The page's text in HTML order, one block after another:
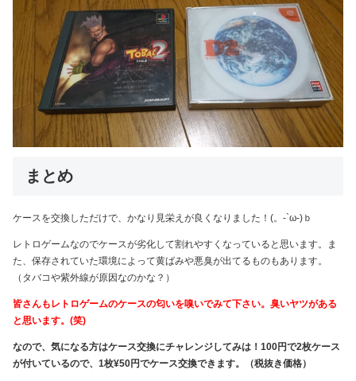
まとめ
ケースを交換しただけで、かなり見栄えが良くなりました！(。-`ω-)ｂ
レトロゲームなのでケースが劣化して割れやすくなっていると思います。ま
た、保存されていた環境によって黄ばみや悪臭が出てるものもあります。
（タバコや紫外線が原因なのかな？）
皆さんもレトロゲームのケースの匂いを嗅いでみて下さい。臭いヤツがある
と思います。(笑)
なので、気になる方はケース交換にチャレンジしてみは！ 100円で2枚ケース
が付いているので、1枚¥50円でケース交換できます。（税抜き価格）